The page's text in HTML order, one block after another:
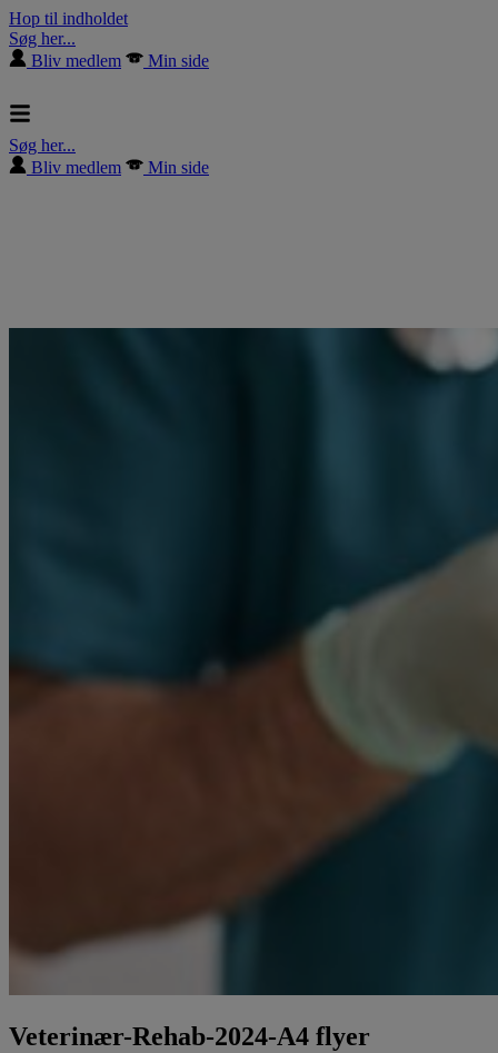
Hop til indholdet
Søg her...
Bliv medlem
Min side
Søg her...
Bliv medlem
Min side
Veterinær-Rehab-2024-A4 flyer